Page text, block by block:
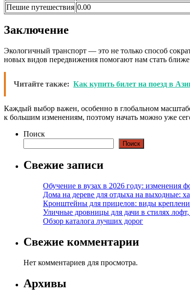
Пешие путешествия 0.00
Заключение
Экологичный транспорт — это не только способ
новых видов передвижения помогают нам стать
Читайте также: Как купить билет на поезд в
Каждый выбор важен, особенно в глобальном
к большим изменениям, поэтому начать можно уже
Поиск
Поиск
Свежие записи
Обучение в вузах в 2026 году: изменения
Дома на дереве для отдыха на выходные:
Кронштейны для прицелов: виды
Уличные дровницы для дачи в стилях
Обзор каталога лучших дорог
Свежие комментарии
Нет комментариев для просмотра.
Архивы